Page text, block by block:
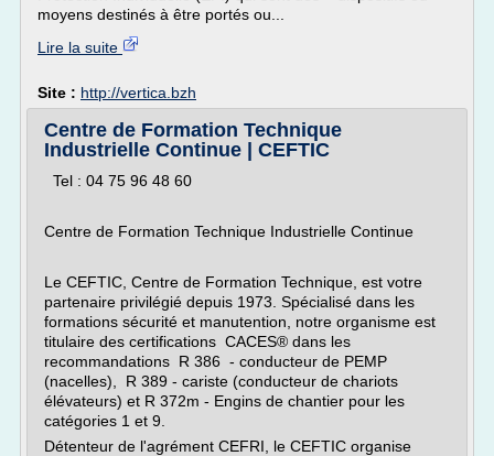
moyens destinés à être portés ou...
Lire la suite
Site : http://vertica.bzh
Centre de Formation Technique
Industrielle Continue | CEFTIC
Tel : 04 75 96 48 60
Centre de Formation Technique Industrielle Continue
Le CEFTIC, Centre de Formation Technique, est votre
partenaire privilégié depuis 1973. Spécialisé dans les
formations sécurité et manutention, notre organisme est
titulaire des certifications CACES® dans les
recommandations R 386 - conducteur de PEMP
(nacelles), R 389 - cariste (conducteur de chariots
élévateurs) et R 372m - Engins de chantier pour les
catégories 1 et 9.
Détenteur de l'agrément CEFRI, le CEFTIC organise